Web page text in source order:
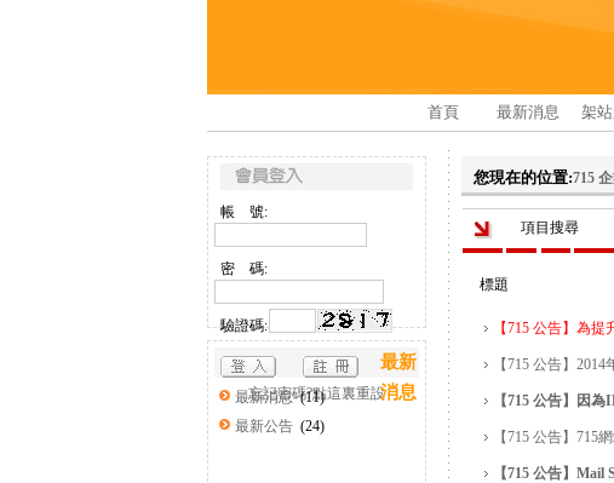
首頁 最新消息 架
帳 號:
密 碼:
驗證碼:
忘記密碼?點這裏重設
最新
消息
最新消息(11)
最新公告(24)
您現在的位置:715
項目搜尋
標題
【715 公告】為
【715 公告】
【715 公告】因
【715 公告】715
【715 公告】